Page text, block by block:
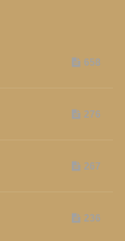
658
276
267
236